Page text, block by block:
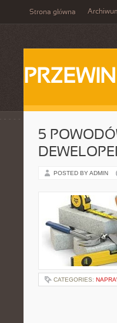
Strona główna
5
POSTED BY ADMIN
CATEGORIES: